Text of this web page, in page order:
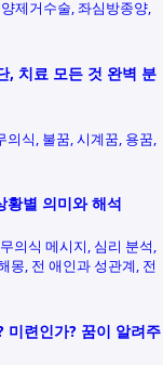
제거수술 좌심방종양
, 치료 모든 것 완벽 분
의식 불꿈 시계꿈 용꿈
황별 의미와 해석
무의식 메시지 심리 분석
몽 전 애인과 성관계 전
미련인가? 꿈이 알려주